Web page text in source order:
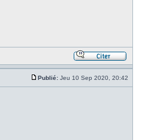
Publié: Jeu 10 Sep 2020, 20:42